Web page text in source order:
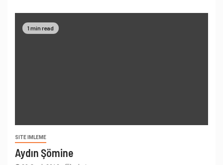
1 min read
SITE IMLEME
Aydın Şömine